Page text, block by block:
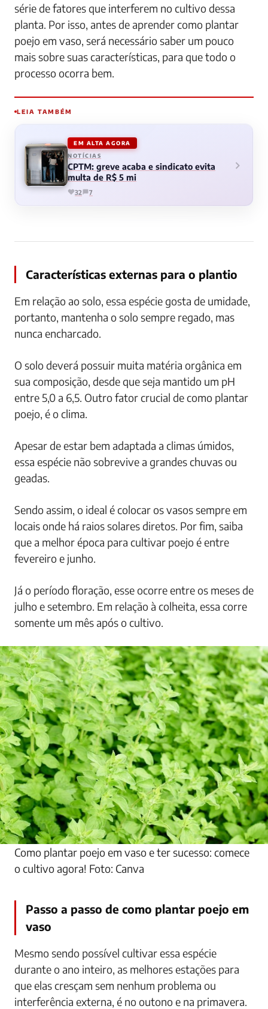
série de fatores que interferem no cultivo dessa
planta. Por isso, antes de aprender como plantar
poejo em vaso, será necessário saber um pouco
mais sobre suas características, para que todo o
processo ocorra bem.
LEIA TAMBÉM
EM ALTA AGORA
NOTÍCIAS
CPTM: greve acaba e sindicato evita
multa de R$ 5 mi
32 7
Características externas para o plantio
Em relação ao solo, essa espécie gosta de umidade,
portanto, mantenha o solo sempre regado, mas
nunca encharcado.
O solo deverá possuir muita matéria orgânica em
sua composição, desde que seja mantido um pH
entre 5,0 a 6,5. Outro fator crucial de como plantar
poejo, é o clima.
Apesar de estar bem adaptada a climas úmidos,
essa espécie não sobrevive a grandes chuvas ou
geadas.
Sendo assim, o ideal é colocar os vasos sempre em
locais onde há raios solares diretos. Por fim, saiba
que a melhor época para cultivar poejo é entre
fevereiro e junho.
Já o período floração, esse ocorre entre os meses de
julho e setembro. Em relação à colheita, essa corre
somente um mês após o cultivo.
Como plantar poejo em vaso e ter sucesso: comece
o cultivo agora! Foto: Canva
Passo a passo de como plantar poejo em
vaso
Mesmo sendo possível cultivar essa espécie
durante o ano inteiro, as melhores estações para
que elas cresçam sem nenhum problema ou
interferência externa, é no outono e na primavera.